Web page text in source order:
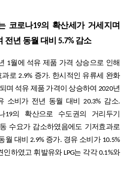
코로나19의 확산세가 거세지며
전년 동월 대비 5.7% 감소
1월에 석유 제품 가격 상승으로 인해
로 2.9% 증가. 한시적인 유류세 완화
며 석유 제품 가격이 상승하여 2020년
소비가 전년 동월 대비 20.3% 감소.
19의 확산으로 수도권의 거리두기
수요가 감소하였음에도 기저효과로
월 대비 2.9% 증가. 경유 소비가 10.5%
하였고 휘발유와 LPG는 각각 0.1%와